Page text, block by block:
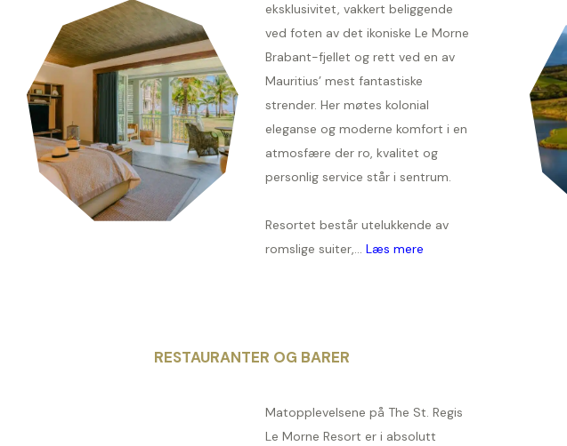
eksklusivitet, vakkert beliggende
ved foten av det ikoniske Le Morne
Brabant-fjellet og rett ved en av
Mauritius’ mest fantastiske
strender. Her møtes kolonial
eleganse og moderne komfort i en
atmosfære der ro, kvalitet og
personlig service står i sentrum.
Resortet består utelukkende av
romslige suiter,... Læs mere
RESTAURANTER OG BARER
Matopplevelsene på The St. Regis
Le Morne Resort er i absolutt